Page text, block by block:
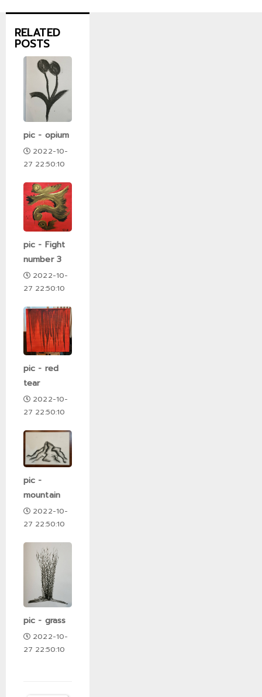
RELATED
POSTS
pic - opium
2022-10-
27 22:50:10
pic - Fight
number 3
2022-10-
27 22:50:10
pic - red
tear
2022-10-
27 22:50:10
pic -
mountain
2022-10-
27 22:50:10
pic - grass
2022-10-
27 22:50:10